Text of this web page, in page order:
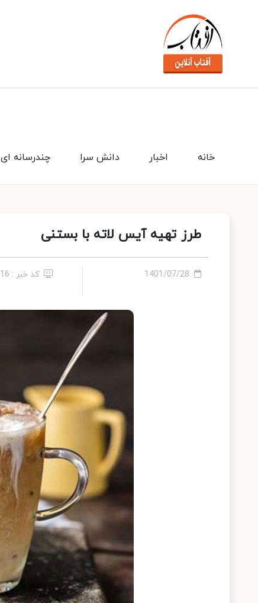
چندرسانه ای دانش سرا اخبار خانه
طرز تهیه آیس لاته با بستنی
1401/07/28 کد خبر : 14116